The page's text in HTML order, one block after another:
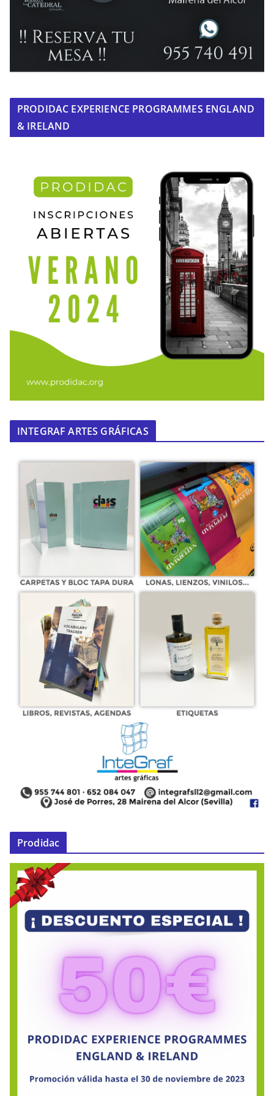
PRODIDAC EXPERIENCE PROGRAMMES ENGLAND
& IRELAND
INTEGRAF ARTES GRÁFICAS
Prodidac